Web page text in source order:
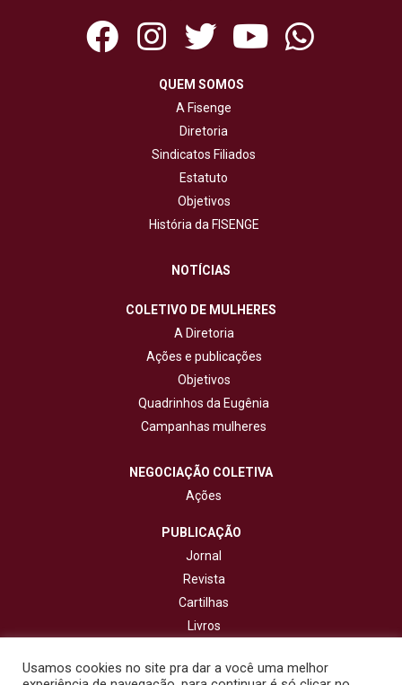
QUEM SOMOS
A Fisenge
Diretoria
Sindicatos Filiados
Estatuto
Objetivos
História da FISENGE
NOTÍCIAS
COLETIVO DE MULHERES
A Diretoria
Ações e publicações
Objetivos
Quadrinhos da Eugênia
Campanhas mulheres
NEGOCIAÇÃO COLETIVA
Ações
PUBLICAÇÃO
Jornal
Revista
Cartilhas
Livros
Usamos cookies no site pra dar a você uma melhor